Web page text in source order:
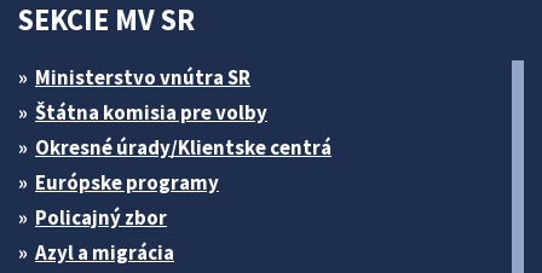
SEKCIE MV SR
Ministerstvo vnútra SR
Štátna komisia pre volby
Okresné úrady/Klientske centrá
Európske programy
Policajný zbor
Azyl a migrácia